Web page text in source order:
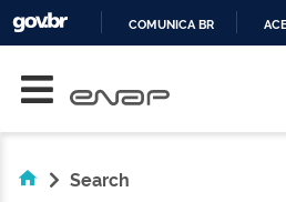
COMUNICA BR
Search